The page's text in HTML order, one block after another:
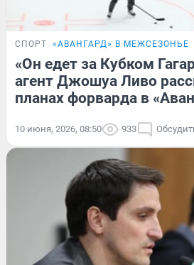
СПОРТ «АВАНГАРД» В МЕЖСЕЗОНЬЕ
«Он едет за Кубком
агент Джошуа Ливо
планах форварда в
10 июня, 2026, 08:50 933